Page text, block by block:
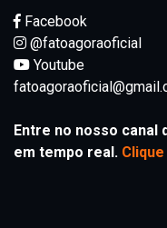
Facebook
@fatoagoraoficial
Youtube
Entre no nosso canal
em tempo real.